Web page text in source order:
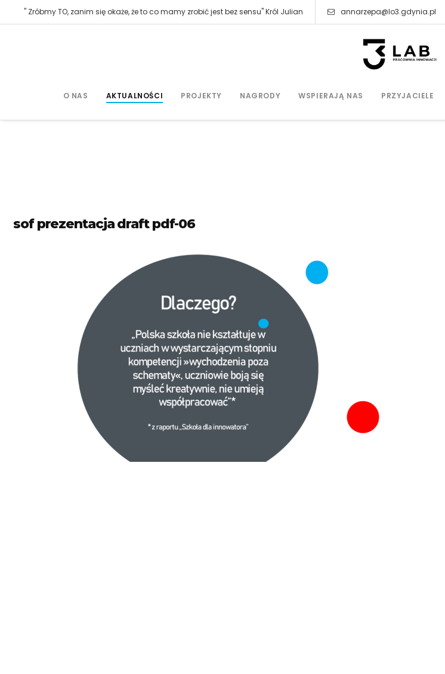
" Zróbmy TO, zanim się okaże, że to co mamy zrobić jest bez sensu" Król Julian annarzepa@lo3.gdynia.pl
O NAS AKTUALNOŚCI PROJEKTY NAGRODY WSPIERAJĄ NAS PRZYJACIELE
sof prezentacja draft pdf-06